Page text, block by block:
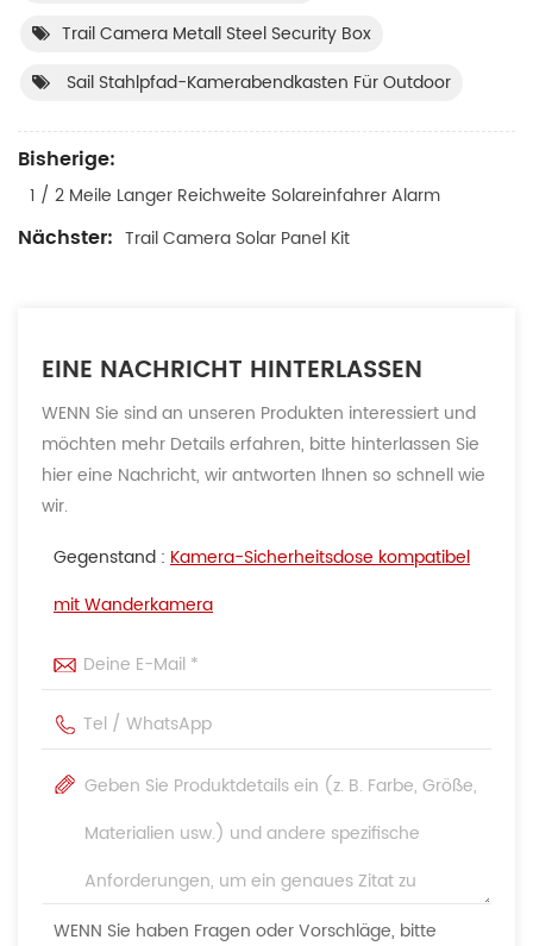
Trail Camera Metall Steel Security Box
Sail Stahlpfad-Kamerabendkasten Für Outdoor
Bisherige:
1 / 2 Meile Langer Reichweite Solareinfahrer Alarm
Nächster: Trail Camera Solar Panel Kit
EINE NACHRICHT HINTERLASSEN
WENN Sie sind an unseren Produkten interessiert und
möchten mehr Details erfahren, bitte hinterlassen Sie
hier eine Nachricht, wir antworten Ihnen so schnell wie
wir.
Gegenstand : Kamera-Sicherheitsdose kompatibel
mit Wanderkamera
WENN Sie haben Fragen oder Vorschläge, bitte